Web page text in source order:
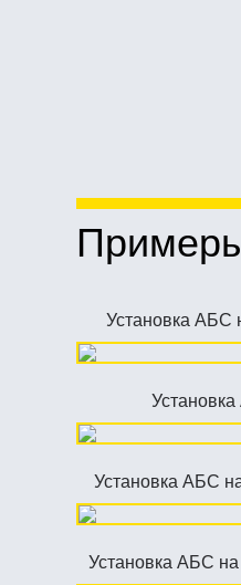
Установка АБС
Установка АБС
Установка АБС